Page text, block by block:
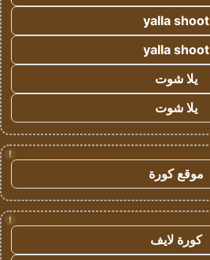
yalla shoot
yalla shoot
يلا شوت
يلا شوت
!
موقع كورة
!
كورة لايف